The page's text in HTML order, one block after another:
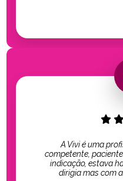
A Vivi é uma
competente,
indicação, estava
dirigia mas com